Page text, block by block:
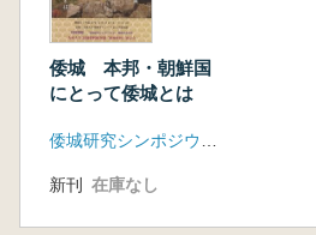
倭城 本邦・朝鮮国
にとって倭城とは
新刊 在庫なし